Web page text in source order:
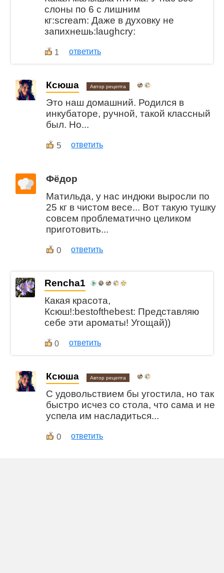
слоны по 6 с лишним
кг:scream: Даже в духовку не
запихнешь:laughcry:
1 ответить
Ксюша Автор рецепта
Это наш домашний. Родился в
инкубаторе, ручной, такой классный
был. Но...
5 ответить
Фёдор
Матильда, у нас индюки выросли по
25 кг в чистом весе... Вот такую тушку
совсем проблематично целиком
приготовить...
0 ответить
Rencha1
Какая красота,
Ксюш!:bestofthebest: Представляю
себе эти ароматы! Угощай))
0 ответить
Ксюша Автор рецепта
С удовольствием бы угостила, но так
быстро исчез со стола, что сама и не
успела им насладиться...
0 ответить